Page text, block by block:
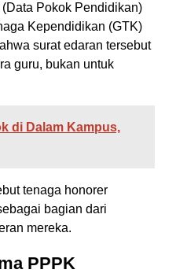
Pokok Pendidikan)
Kependidikan (GTK)
surat edaran tersebut
guru, bukan untuk
di Dalam Kampus,
tenaga honorer
bagian dari
mereka.
PPPK